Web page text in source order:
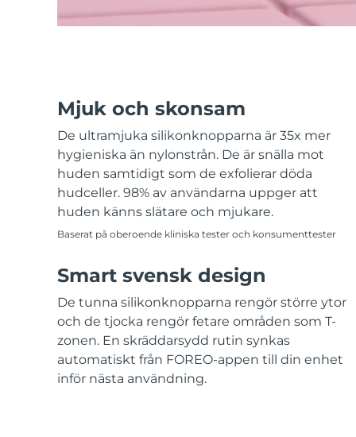
Mjuk och skonsam
De ultramjuka silikonknopparna är 35x mer
hygieniska än nylonstrån. De är snälla mot
huden samtidigt som de exfolierar döda
hudceller. 98% av användarna uppger att
huden känns slätare och mjukare.
Baserat på oberoende kliniska tester och konsumenttester
Smart svensk design
De tunna silikonknopparna rengör större ytor
och de tjocka rengör fetare områden som T-
zonen. En skräddarsydd rutin synkas
automatiskt från FOREO-appen till din enhet
inför nästa användning.